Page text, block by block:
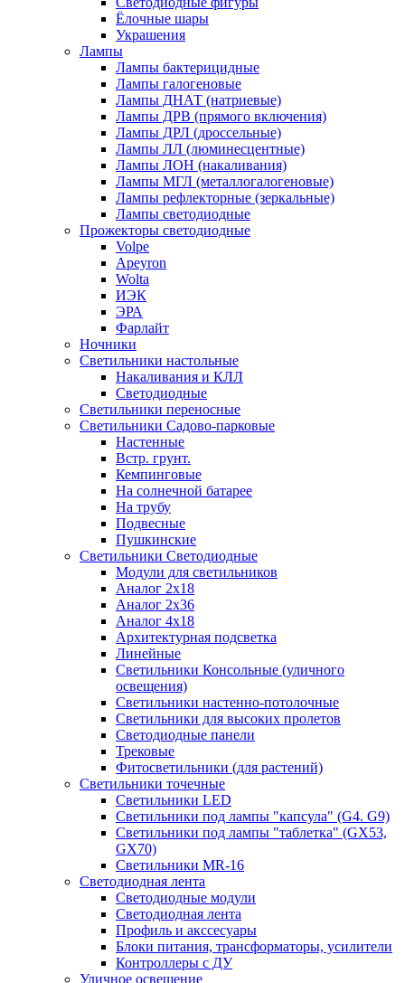
Ёлочные шары
Украшения
Лампы
Лампы бактерицидные
Лампы галогеновые
Лампы ДНАТ (натриевые)
Лампы ДРВ (прямого включения)
Лампы ДРЛ (дроссельные)
Лампы ЛЛ (люминесцентные)
Лампы ЛОН (накаливания)
Лампы МГЛ (металлогалогеновые)
Лампы рефлекторные (зеркальные)
Лампы светодиодные
Прожекторы светодиодные
Volpe
Apeyron
Wolta
ИЭК
ЭРА
Фарлайт
Ночники
Светильники настольные
Накаливания и КЛЛ
Светодиодные
Светильники переносные
Светильники Садово-парковые
Настенные
Встр. грунт.
Кемпинговые
На солнечной батарее
На трубу
Подвесные
Пушкинские
Светильники Светодиодные
Модули для светильников
Аналог 2х18
Аналог 2х36
Аналог 4х18
Архитектурная подсветка
Линейные
Светильники Консольные (уличного
освещения)
Светильники настенно-потолочные
Светильники для высоких пролетов
Светодиодные панели
Трековые
Фитосветильники (для растений)
Светильники точечные
Светильники LED
Светильники под лампы "капсула" (G4. G9)
Светильники под лампы "таблетка" (GX53,
GX70)
Светильники MR-16
Светодиодная лента
Светодиодные модули
Светодиодная лента
Профиль и акссесуары
Блоки питания, трансформаторы, усилители
Контроллеры с ДУ
Уличное освещение